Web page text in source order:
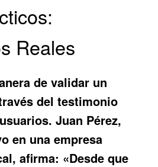
Reales
de validar un
del testimonio
Juan Pérez,
en una empresa
afirma: «Desde que